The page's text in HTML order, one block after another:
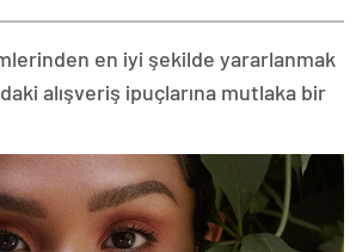
en iyi şekilde yararlanmak
alışveriş ipuçlarına mutlaka bir